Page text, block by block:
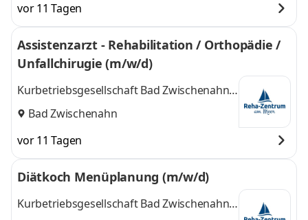
vor 11 Tagen
Assistenzarzt - Rehabilitation / Orthopädie /
Unfallchirugie (m/w/d)
Kurbetriebsgesellschaft Bad Zwischenahn
mbHBad Zwischenahn
vor 11 Tagen
Diätkoch Menüplanung (m/w/d)
Kurbetriebsgesellschaft Bad Zwischenahn